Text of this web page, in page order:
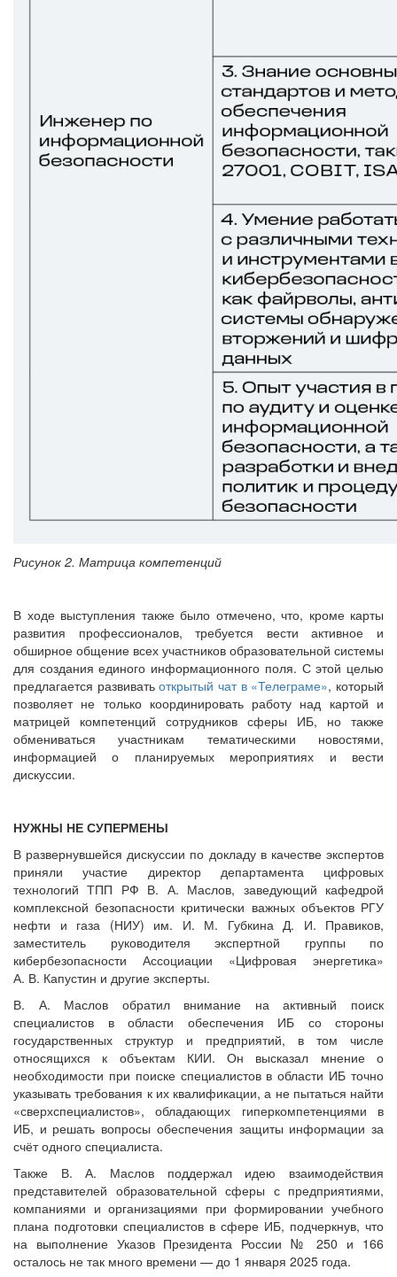
Рисунок 2. Матрица компетенций
В ходе выступления также было отмечено, что, кроме карты
развития профессионалов, требуется вести активное и
обширное общение всех участников образовательной системы
для создания единого информационного поля. С этой целью
предлагается развиватьоткрытый чат в «Телеграме», который
позволяет не только координировать работу над картой и
матрицей компетенций сотрудников сферы ИБ, но также
обмениваться участникам тематическими новостями,
информацией о планируемых мероприятиях и вести
дискуссии.
НУЖНЫ НЕ СУПЕРМЕНЫ
В развернувшейся дискуссии по докладу в качестве экспертов
приняли участие директор департамента цифровых
технологий ТПП РФ В. А. Маслов, заведующий кафедрой
комплексной безопасности критически важных объектов РГУ
нефти и газа (НИУ) им. И. М. Губкина Д. И. Правиков,
заместитель руководителя экспертной группы по
кибербезопасности Ассоциации «Цифровая энергетика»
А. В. Капустин и другие эксперты.
В. А. Маслов обратил внимание на активный поиск
специалистов в области обеспечения ИБ со стороны
государственных структур и предприятий, в том числе
относящихся к объектам КИИ. Он высказал мнение о
необходимости при поиске специалистов в области ИБ точно
указывать требования к их квалификации, а не пытаться найти
«сверхспециалистов», обладающих гиперкомпетенциями в
ИБ, и решать вопросы обеспечения защиты информации за
счёт одного специалиста.
Также В. А. Маслов поддержал идею взаимодействия
представителей образовательной сферы с предприятиями,
компаниями и организациями при формировании учебного
плана подготовки специалистов в сфере ИБ, подчеркнув, что
на выполнение Указов Президента России № 250 и 166
осталось не так много времени — до 1 января 2025 года.